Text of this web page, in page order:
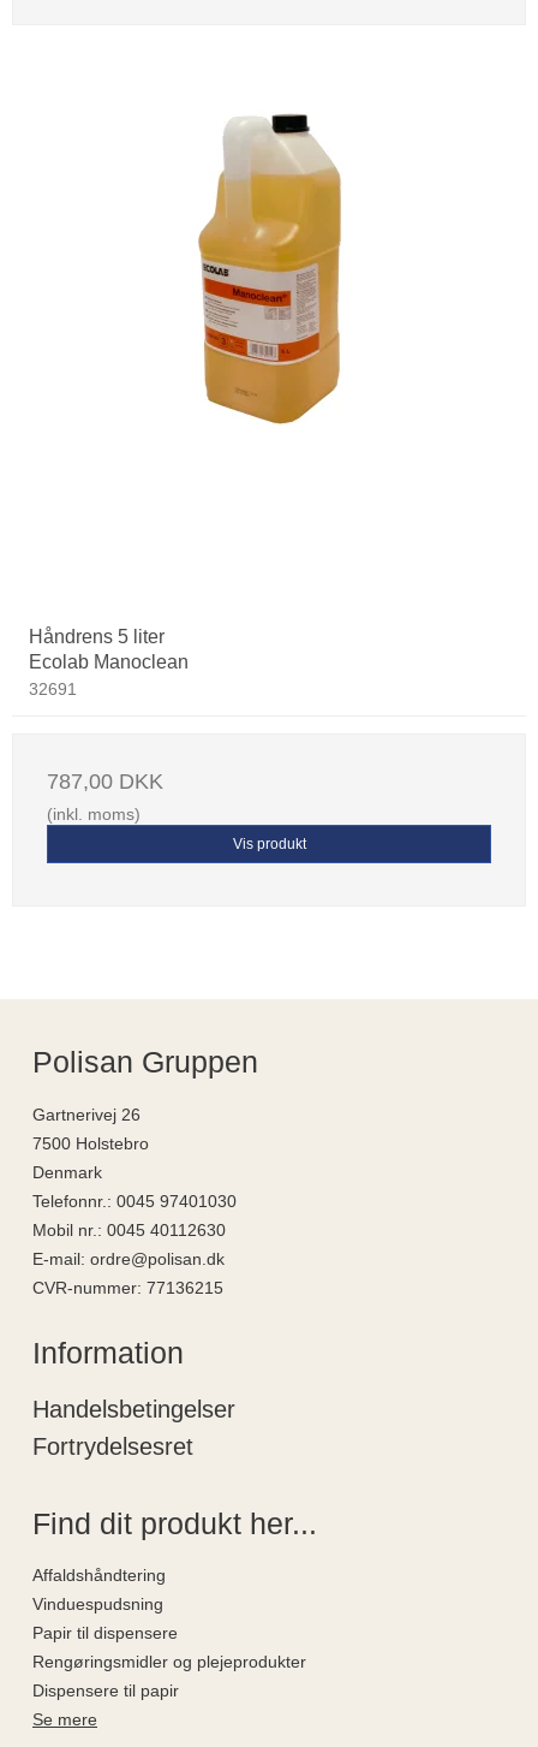
Håndrens 5 liter
Ecolab Manoclean
32691
787,00 DKK
(inkl. moms)
Vis produkt
Polisan Gruppen
Gartnerivej 26
7500 Holstebro
Denmark
Telefonnr. : 0045 97401030
Mobil nr. : 0045 40112630
E-mail: ordre@polisan.dk
CVR-nummer: 77136215
Information
Handelsbetingelser
Fortrydelsesret
Find dit produkt her...
Affaldshåndtering
Vinduespudsning
Papir til dispensere
Rengøringsmidler og plejeprodukter
Dispensere til papir
Se mere